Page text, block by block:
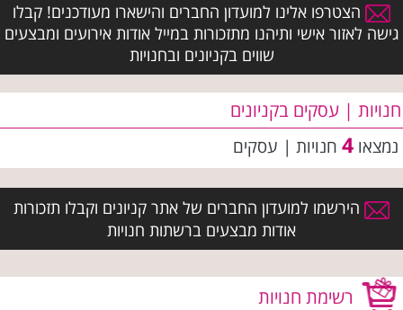
הצטרפו אלינו למועדון החברים והישארו מעודכנים! קבלו
גישה לאזור אישי ותיהנו מתזכורות במייל אודות אירועים ומבצעים
שווים בקניונים ובחנויות
חנויות | עסקים בקניונים
נמצאו 4 חנויות | עסקים
הירשמו למועדון החברים של אתר קניונים וקבלו תזכורות
אודות מבצעים ברשתות חנויות
רשימת חנויות